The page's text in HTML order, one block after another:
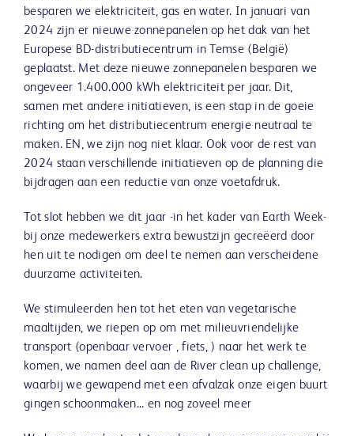
besparen we elektriciteit, gas en water. In januari van
2024 zijn er nieuwe zonnepanelen op het dak van het
Europese BD-distributiecentrum in Temse (België)
geplaatst. Met deze nieuwe zonnepanelen besparen we
ongeveer 1.400.000 kWh elektriciteit per jaar. Dit,
samen met andere initiatieven, is een stap in de goeie
richting om het distributiecentrum energie neutraal te
maken. EN, we zijn nog niet klaar. Ook voor de rest van
2024 staan verschillende initiatieven op de planning die
bijdragen aan een reductie van onze voetafdruk.
Tot slot hebben we dit jaar -in het kader van Earth Week-
bij onze medewerkers extra bewustzijn gecreëerd door
hen uit te nodigen om deel te nemen aan verscheidene
duurzame activiteiten.
We stimuleerden hen tot het eten van vegetarische
maaltijden, we riepen op om met milieuvriendelijke
transport (openbaar vervoer , fiets, ) naar het werk te
komen, we namen deel aan de River clean up challenge,
waarbij we gewapend met een afvalzak onze eigen buurt
gingen schoonmaken... en nog zoveel meer